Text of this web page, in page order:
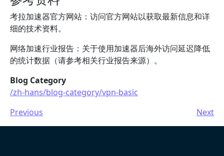
考拉加速器官方网站：访问官方网站以获取最新信息和详
细的技术资料。
网络加速行业报告：关于使用加速器后海外访问延迟降低
的统计数据（请参考相关行业报告来源）。
Blog Category
/zh-hans/blog-category/vpn-basic
Previous
Next